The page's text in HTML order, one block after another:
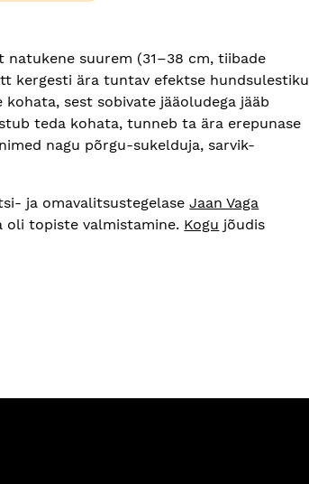
suurem (31–38 cm, tiibade
kergesti ära tuntav efektse hundsulestiku
sest sobivate jääoludega jääb
teda kohata, tunneb ta ära erepunase
nagu põrgu-sukelduja, sarvik-
ja omavalitsustegelaseJaan Vaga
oli topiste valmistamine. Kogu jõudis